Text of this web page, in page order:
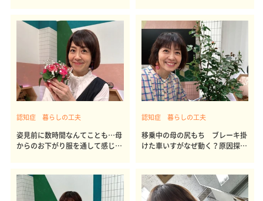
認知症 暮らしの工夫
姿見前に数時間なんてことも…母
からのお下がり服を通して感じる
認知症 暮らしの工夫
移乗中の母の尻もち ブレーキ掛
けた車いすがなぜ動く？原因探り